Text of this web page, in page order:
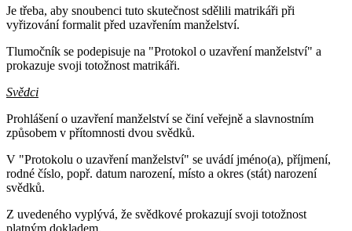
Je třeba, aby snoubenci tuto skutečnost sdělili matrikáři při
vyřizování formalit před uzavřením manželství.
Tlumočník se podepisuje na "Protokol o uzavření manželství" a
prokazuje svoji totožnost matrikáři.
Svědci
Prohlášení o uzavření manželství se činí veřejně a slavnostním
způsobem v přítomnosti dvou svědků.
V "Protokolu o uzavření manželství" se uvádí jméno(a), příjmení,
rodné číslo, popř. datum narození, místo a okres (stát) narození
svědků.
Z uvedeného vyplývá, že svědkové prokazují svoji totožnost
platným dokladem.